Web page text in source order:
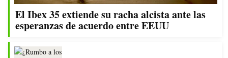
El Ibex 35 extiende su racha alcista ante las
esperanzas de acuerdo entre EEUU